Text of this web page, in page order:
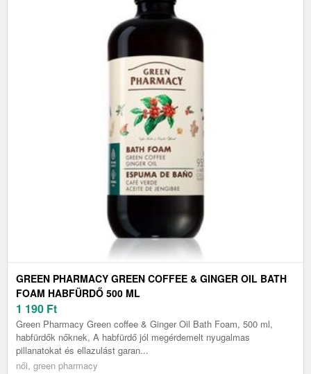
GREEN PHARMACY GREEN COFFEE & GINGER OIL BATH
FOAM HABFÜRDŐ 500 ML
1 190 Ft
Green Pharmacy Green coffee & Ginger Oil Bath Foam, 500 ml,
habfürdők nőknek, A habfürdő jól megérdemelt nyugalmas
pillanatokat és ellazulást garan...
női, green pharmacy